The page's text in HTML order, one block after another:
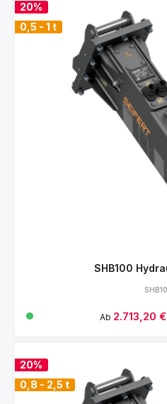
20%
0,5 - 1 t
SHB100
Verkaufspreis:
Ab 2.713,20 €
20%
0,8 - 2,5 t